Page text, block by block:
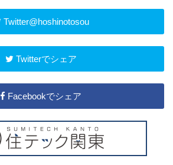
Twitter@hoshinotosou
Twitterでシェア
Facebookでシェア